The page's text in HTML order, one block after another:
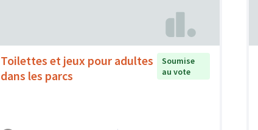
Toilettes et jeux pour adultes
dans les parcs
Soumise
au vote